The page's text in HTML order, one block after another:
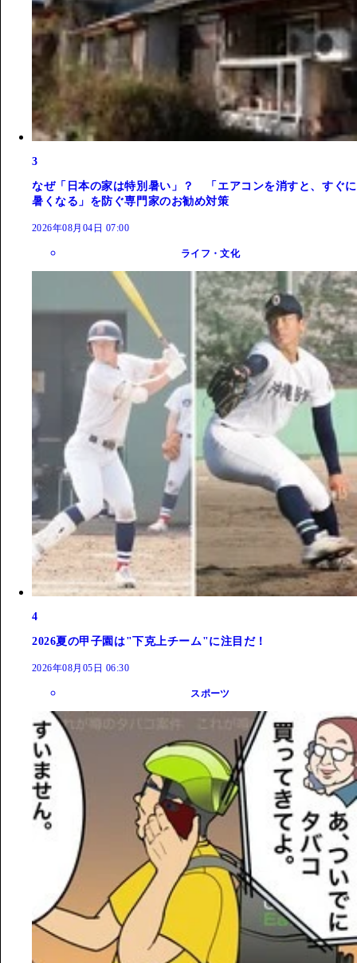
3
なぜ「日本の家は特別暑い」？ 「エアコンを消すと、すぐに
暑くなる」を防ぐ専門家のお勧め対策
2026年08月04日 07:00
ライフ・文化
4
2026夏の甲子園は"下克上チーム"に注目だ！
2026年08月05日 06:30
スポーツ